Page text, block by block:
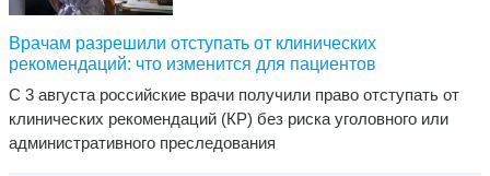
Врачам разрешили отступать от клинических
рекомендаций: что изменится для пациентов
​С 3 августа российские врачи получили право отступать от
клинических рекомендаций (КР) без риска уголовного или
административного преследования